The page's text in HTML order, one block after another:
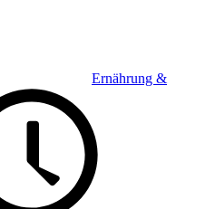
Ernährung &